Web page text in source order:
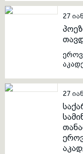
27
ვაჟა
27